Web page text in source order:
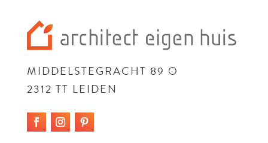
MIDDELSTEGRACHT 89 O
2312 TT LEIDEN